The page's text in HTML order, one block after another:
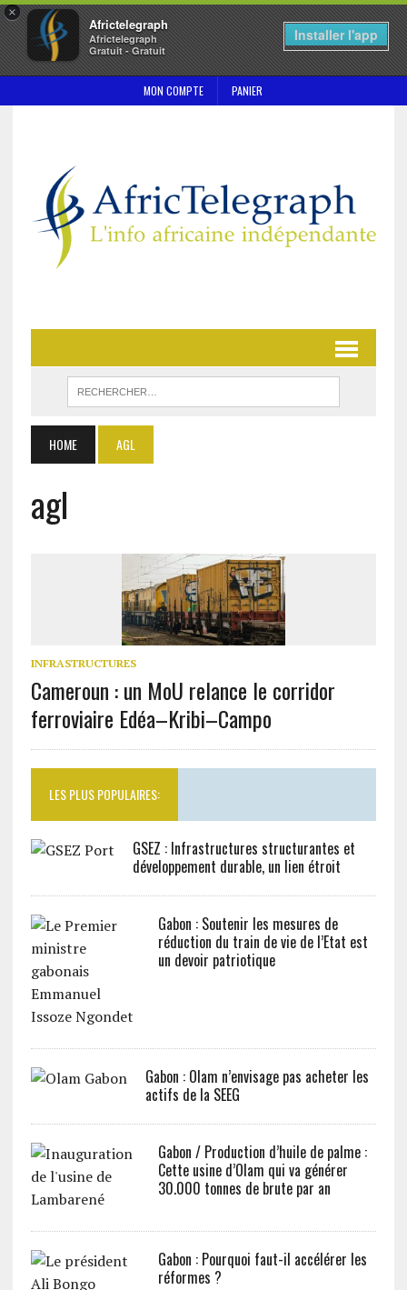
×
Africtelegraph
Africtelegraph
Gratuit - Gratuit
Installer l'app
MON COMPTE PANIER
HOME AGL
agl
INFRASTRUCTURES
Cameroun : un MoU relance le corridor
ferroviaire Edéa–Kribi–Campo
LES PLUS POPULAIRES:
GSEZ : Infrastructures structurantes et
développement durable, un lien étroit
Gabon : Soutenir les mesures de
réduction du train de vie de l’Etat est
un devoir patriotique
Gabon : Olam n’envisage pas acheter les
actifs de la SEEG
Gabon / Production d’huile de palme :
Cette usine d’Olam qui va générer
30.000 tonnes de brute par an
Gabon : Pourquoi faut-il accélérer les
réformes ?